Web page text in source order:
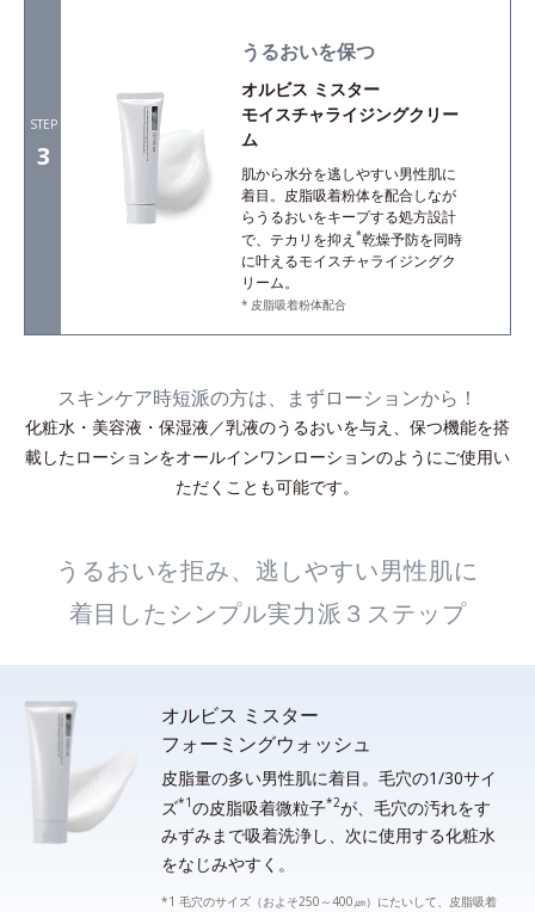
STEP
3
うるおいを保つ
オルビス ミスター
モイスチャライジングクリー
ム
肌から水分を逃しやすい男性肌に
着目。皮脂吸着粉体を配合しなが
らうるおいをキープする処方設計
で、テカリを抑え *乾燥予防を同時
に叶えるモイスチャライジングク
リーム。
皮脂吸着粉体配合
スキンケア時短派の方は、まずローションから！
化粧水・美容液・保湿液／乳液のうるおいを与え、保つ機能を搭
載したローションをオールインワンローションのようにご使用い
ただくことも可能です。
うるおいを拒み、逃しやすい男性肌に
着目したシンプル実力派３ステップ
オルビス ミスター
フォーミングウォッシュ
皮脂量の多い男性肌に着目。毛穴の1/30サイ
ズ*1の皮脂吸着微粒子*2が、毛穴の汚れをす
みずみまで吸着洗浄し、次に使用する化粧水
をなじみやすく。
*1 毛穴のサイズ（およそ250～400㎛）にたいして、皮脂吸着